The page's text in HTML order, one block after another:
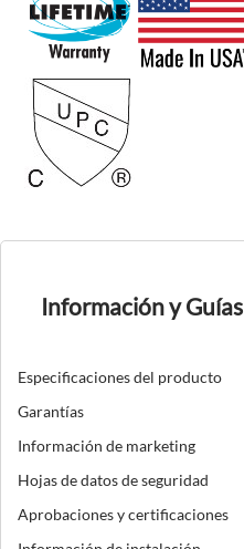
Información y Guías
Especificaciones del producto
Garantías
Información de marketing
Hojas de datos de seguridad
Aprobaciones y certificaciones